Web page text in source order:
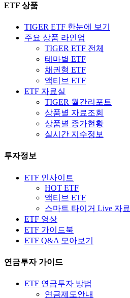
ETF 상품
TIGER ETF 한눈에 보기
주요 상품 라인업
TIGER ETF 전체
테마별 ETF
채권형 ETF
액티브 ETF
ETF 자료실
TIGER 월간리포트
상품별 자료조회
상품별 종가현황
실시간 지수정보
투자정보
ETF 인사이트
HOT ETF
액티브 ETF
스마트 타이거 Live 자료
ETF 영상
ETF 가이드북
ETF Q&A 모아보기
연금투자 가이드
ETF 연금투자 방법
연금제도안내